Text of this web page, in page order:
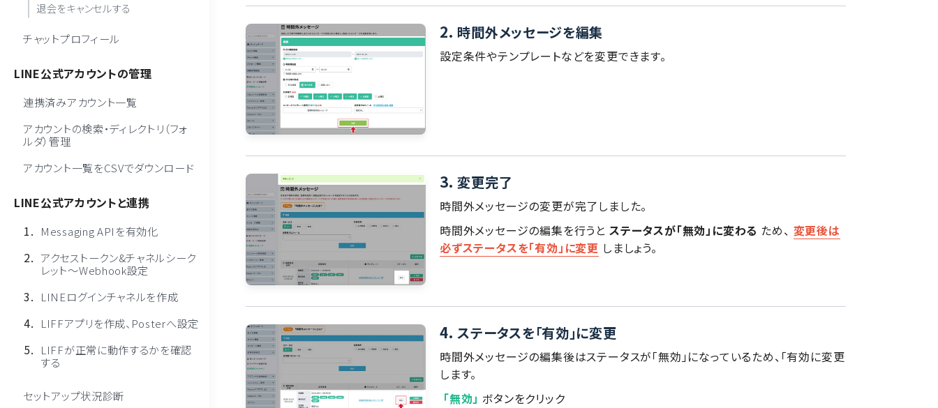
退会をキャンセルする
チャットプロフィール
LINE公式アカウントの管理
連携済みアカウント一覧
アカウントの検索・ディレクトリ（フォ
ルダ）管理
アカウント一覧をCSVでダウンロード
LINE公式アカウントと連携
Messaging APIを有効化
アクセストークン&チャネルシーク
レット〜Webhook設定
LINEログインチャネルを作成
LIFFアプリを作成、Posterへ設定
LIFFが正常に動作するかを確認
する
セットアップ状況診断
2. 時間外メッセージを編集
設定条件やテンプレートなどを変更できます。
3. 変更完了
時間外メッセージの変更が完了しました。
時間外メッセージの編集を行うと ステータスが「無効」に変わる ため、 変更後は
必ずステータスを「有効」に変更 しましょう。
4. ステータスを「有効」に変更
時間外メッセージの編集後はステータスが「無効」になっているため、「有効に変更
します。
「無効」 ボタンをクリック